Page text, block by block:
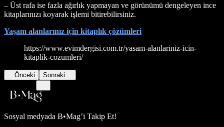
– Üst rafa ise fazla ağırlık yapmayan ve görünümü dengeleyen ince
kitaplarınızı koyarak işlemi bitirebilirsiniz.
Yaşam alanlarınız için kitaplık çözümleri
https://www.evimdergisi.com.tr/yasam-alanlariniz-icin-
kitaplik-cozumleri/
Önceki Sonraki
Sosyal medyada B•Mag’i Takip Et!